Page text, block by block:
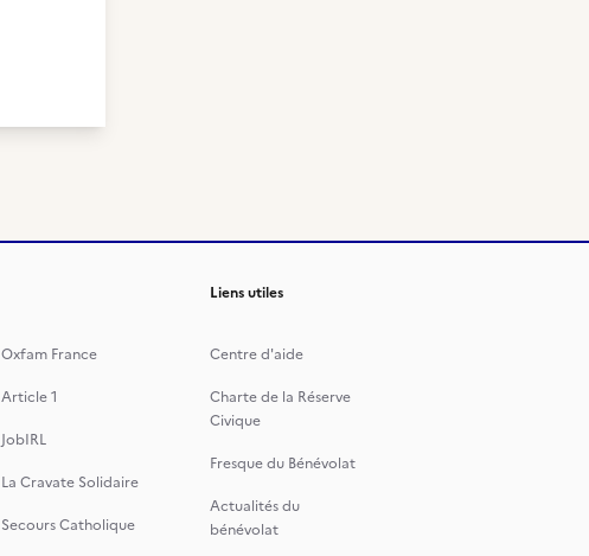
Oxfam France
Article 1
JobIRL
La Cravate Solidaire
Secours Catholique
Liens utiles
Centre d'aide
Charte de la Réserve
Civique
Fresque du Bénévolat
Actualités du
bénévolat